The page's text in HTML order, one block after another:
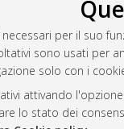
per il suo
sono usati per
solo con i
attivando
lo stato dei
Condizioni d’uso del